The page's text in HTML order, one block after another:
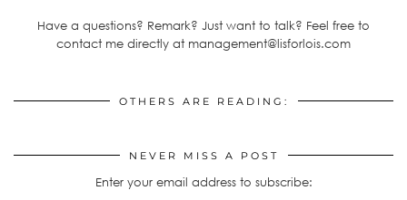
Have a questions? Remark? Just want to talk? Feel free to
contact me directly at management@lisforlois.com
OTHERS ARE READING:
NEVER MISS A POST
Enter your email address to subscribe: